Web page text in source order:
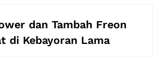
dan Tambah Freon
di Kebayoran Lama